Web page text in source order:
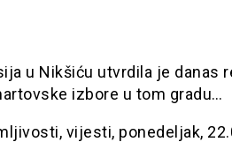
u Nikšiću utvrdila je danas
izbore u tom gradu…
vijesti, ponedeljak,